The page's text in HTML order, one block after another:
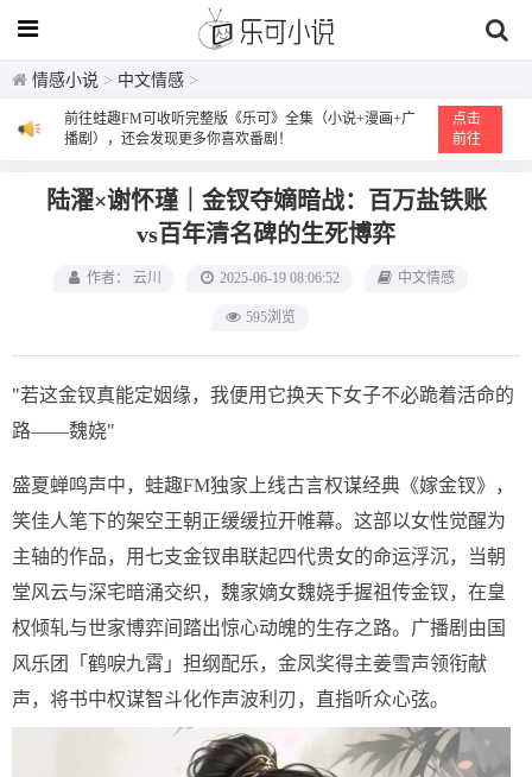
情感小说 > 中文情感 >
前往蛙趣FM可收听完整版《乐可》全集（小说+漫画+广
播剧），还会发现更多你喜欢番剧！
点击
前往
陆濯×谢怀瑾｜金钗夺嫡暗战：百万盐铁账
vs百年清名碑的生死博弈
作者： 云川 2025-06-19 08:06:52 中文情感
595浏览
"若这金钗真能定姻缘，我便用它换天下女子不必跪着活命的
路——魏娆"
盛夏蝉鸣声中，蛙趣FM独家上线古言权谋经典《嫁金钗》，
笑佳人笔下的架空王朝正缓缓拉开帷幕。这部以女性觉醒为
主轴的作品，用七支金钗串联起四代贵女的命运浮沉，当朝
堂风云与深宅暗涌交织，魏家嫡女魏娆手握祖传金钗，在皇
权倾轧与世家博弈间踏出惊心动魄的生存之路。广播剧由国
风乐团「鹤唳九霄」担纲配乐，金凤奖得主姜雪声领衔献
声，将书中权谋智斗化作声波利刃，直指听众心弦。